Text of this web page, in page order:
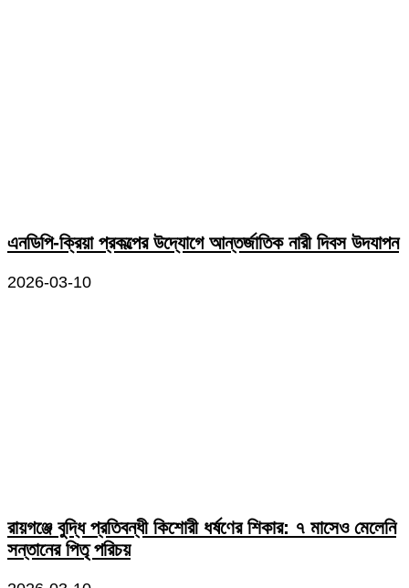
এনডিপি-ক্রিয়া প্রকল্পের উদ্যোগে আন্তর্জাতিক নারী দিবস উদযাপন
2026-03-10
রায়গঞ্জে বুদ্ধি প্রতিবন্ধী কিশোরী ধর্ষণের শিকার: ৭ মাসেও মেলেনি
সন্তানের পিতৃ পরিচয়